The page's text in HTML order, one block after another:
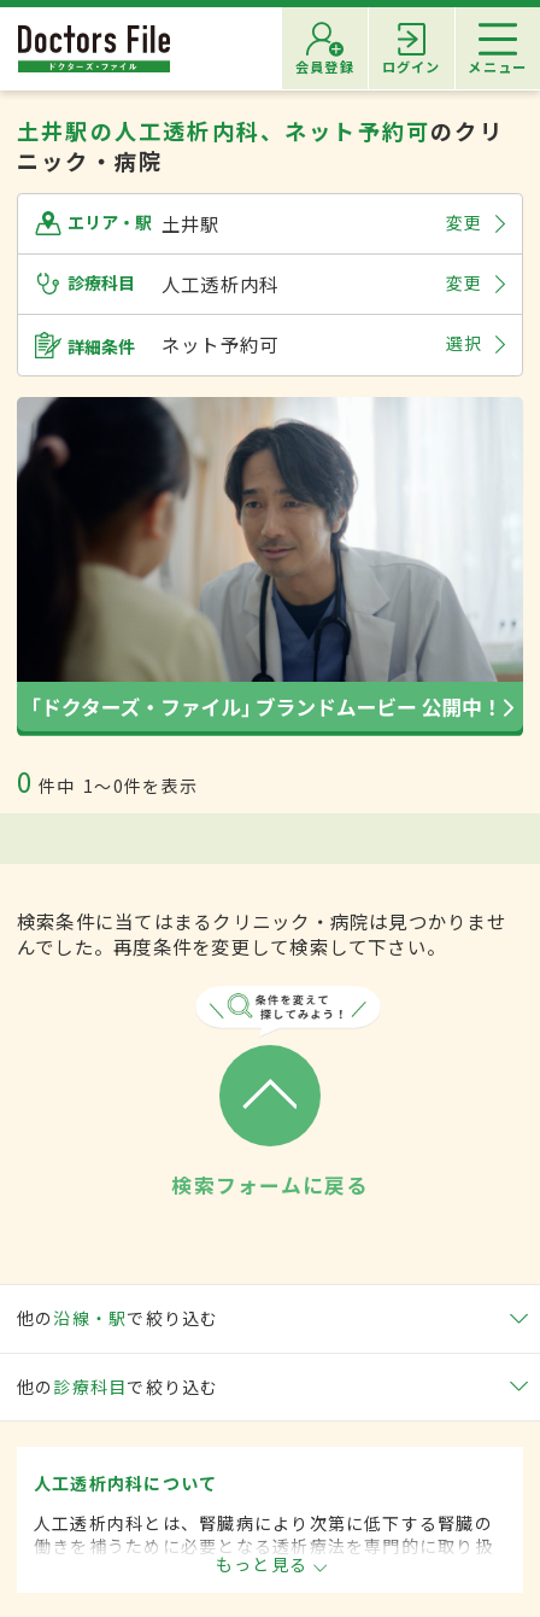
会員登録 ログイン メニュー
土井駅の人工透析内科、ネット予約可のクリ
ニック・病院
エリア・駅 土井駅 変更
診療科目 人工透析内科 変更
詳細条件 ネット予約可 選択
0 件中 1〜0件を表示
検索条件に当てはまるクリニック・病院は見つかりませ
んでした。再度条件を変更して検索して下さい。
検索フォームに戻る
他の沿線・駅で絞り込む
他の 診療科目で絞り込む
人工透析内科について
人工透析内科とは、腎臓病により次第に低下する腎臓の
働きを補うために必要となる透析療法を専門的に取り扱
もっと見る